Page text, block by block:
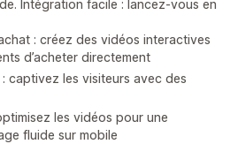
Intégration facile : lancez-vous en
: créez des vidéos interactives
d’acheter directement
: captivez les visiteurs avec des
les vidéos pour une
fluide sur mobile